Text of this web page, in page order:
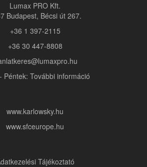
Lumax PRO Kft.
Budapest, Bécsi út 267.
+36 1 397-2115
+36 30 447-8808
Péntek: További információ
www.karlowsky.hu
www.sfceurope.hu
Tájékoztató